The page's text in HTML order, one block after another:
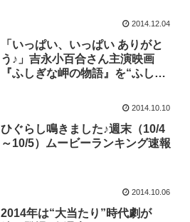
2014.12.04
「いっぱい、いっぱい ありがと
う♪」吉永小百合さん主演映画
『ふしぎな岬の物語』を“ふし
2014.10.10
ひぐらし鳴きました♪週末（10/4
～10/5）ムービーランキング速報
2014.10.06
2014年は“大当たり”時代劇が